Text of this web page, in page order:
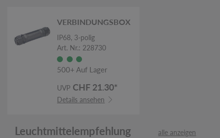
VERBINDUNGSBOX
IP68, 3-polig
Art. Nr.: 228730
500+ Auf Lager
UVP CHF 21.30*
Details ansehen
Leuchtmittelempfehlung alle anzeigen